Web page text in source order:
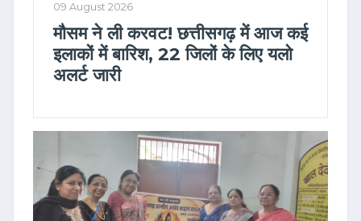
09 August 2026
मौसम ने ली करवट! छत्तीसगढ़ में आज कई
इलाकों में बारिश, 22 जिलों के लिए यलो
अलर्ट जारी